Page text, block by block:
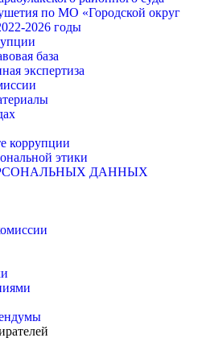
по МО «Городской округ
2026 годы
база
экспертиза
коррупции
этики
ДАННЫХ